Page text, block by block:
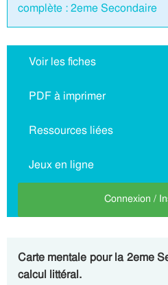
complète : 2eme Secondaire
Voir les fiches
PDF à imprimer
Ressources liées
Jeux en ligne
Connexion /
Carte mentale pour la 2eme
calcul littéral.